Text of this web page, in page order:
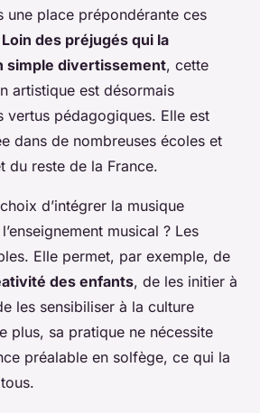
une place prépondérante ces
Loin des préjugés qui la
simple divertissement, cette
artistique est désormais
vertus pédagogiques. Elle est
dans de nombreuses écoles et
du reste de la France.
d’intégrer la musique
musical ? Les
Elle permet, par exemple, de
des enfants, de les initier à
les sensibiliser à la culture
plus, sa pratique ne nécessite
préalable en solfège, ce qui la